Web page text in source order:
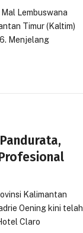
Lembuswana
Timur (Kaltim)
Menjelang
Kalimantan
Oening kini telah
Claro